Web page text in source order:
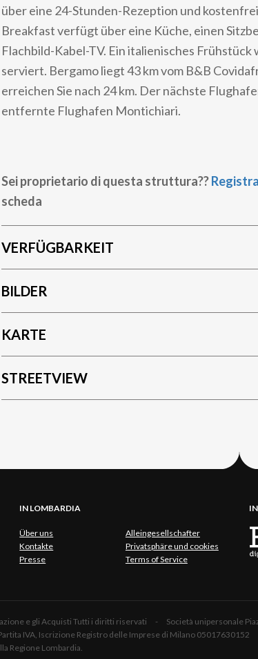
über eine 24-Stunden-Rezeption und
Breakfast verfügt über eine Küche, einen
Flachbild-Kabel-TV. Ein italienisches
serviert. Bergamo liegt 43 km vom B&B
erreichen Sie nach 24 km. Der nächste
entfernte Flughafen Montichiari.
Sei proprietario di questa struttura??
scheda
VERFÜGBARKEIT
BILDER
KARTE
STREETVIEW
IN LOMBARDIA
Über uns
Alleingesellschafter
Kontakte
Privatsphäre und cookies
Presse
Terms of Service
e gli Acquisti Tutti i diritti riservati - Società
IVA, Iscrizione Registro delle Imprese di Milano 05017630152
Regione Lombardia.